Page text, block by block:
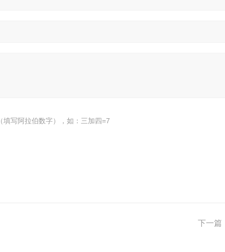
填写阿拉伯数字），如：三加四=7
下一篇